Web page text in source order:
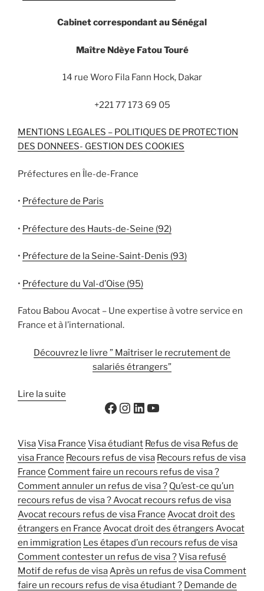
Cabinet correspondant au Sénégal
Maître Ndèye Fatou Touré
14 rue Woro Fila Fann Hock, Dakar
+221 77 173 69 05
MENTIONS LEGALES – POLITIQUES DE PROTECTION
DES DONNEES- GESTION DES COOKIES
Préfectures en Île-de-France
• Préfecture de Paris
• Préfecture des Hauts-de-Seine (92)
• Préfecture de la Seine-Saint-Denis (93)
• Préfecture du Val-d’Oise (95)
Fatou Babou Avocat – Une expertise à votre service en
France et à l’international.
Découvrez le livre ” Maîtriser le recrutement de
salariés étrangers”
Lire la suite
VisaVisa France Visa étudiant Refus de visa Refus de
visa France Recours refus de visa Recours refus de visa
France Comment faire un recours refus de visa ?
Comment annuler un refus de visa ? Qu’est-ce qu’un
recours refus de visa ?Avocat recours refus de visa
Avocat recours refus de visa France Avocat droit des
étrangers en France Avocat droit des étrangers Avocat
en immigration Les étapes d’un recours refus de visa
Comment contester un refus de visa ?Visa refusé
Motif de refus de visaAprès un refus de visa Comment
faire un recours refus de visa étudiant ? Demande de